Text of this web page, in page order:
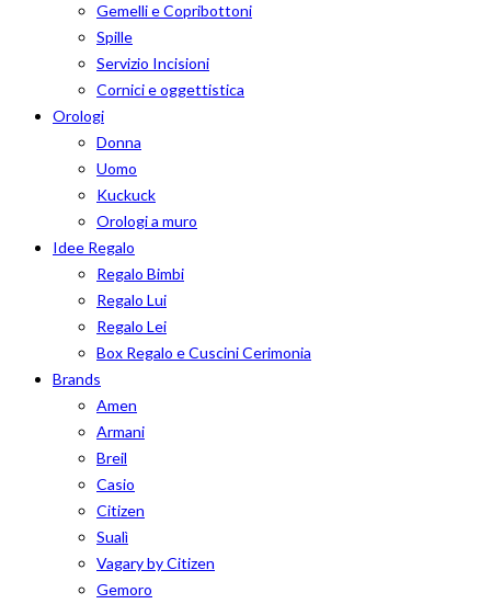
Gemelli e Copribottoni
Spille
Servizio Incisioni
Cornici e oggettistica
Orologi
Donna
Uomo
Kuckuck
Orologi a muro
Idee Regalo
Regalo Bimbi
Regalo Lui
Regalo Lei
Box Regalo e Cuscini Cerimonia
Brands
Amen
Armani
Breil
Casio
Citizen
Sualì
Vagary by Citizen
Gemoro